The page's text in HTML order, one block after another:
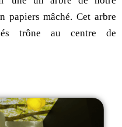
papiers mâché. Cet arbre
trône au centre de